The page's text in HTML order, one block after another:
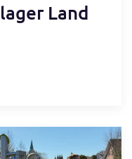
Land